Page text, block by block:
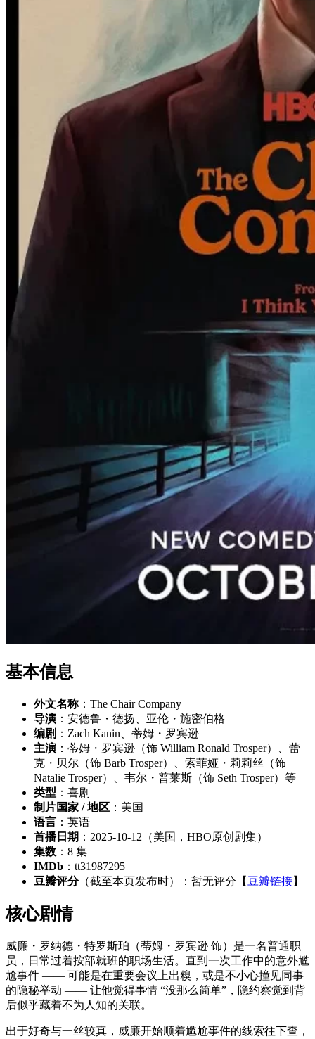
基本信息
外文名称：The Chair Company
导演 ：安德鲁・德扬、亚伦・施密伯格
编剧 ：Zach Kanin、蒂姆・罗宾逊
主演 ：蒂姆・罗宾逊（饰 William Ronald Trosper）、蕾
克・贝尔（饰 Barb Trosper）、索菲娅・莉莉丝（饰
Natalie Trosper）、韦尔・普莱斯（饰 Seth Trosper）等
类型 ：喜剧
制片国家 / 地区 ：美国
语言 ：英语
首播日期 ：2025-10-12（美国，HBO原创剧集）
集数 ：8 集
IMDb ：tt31987295
豆瓣评分（截至本页发布时）：暂无评分【 豆瓣链接】
核心剧情
威廉・罗纳德・特罗斯珀（蒂姆・罗宾逊 饰）是一名普通职
员，日常过着按部就班的职场生活。直到一次工作中的意外尴
尬事件 —— 可能是在重要会议上出糗，或是不小心撞见同事
的隐秘举动 —— 让他觉得事情 “没那么简单”，隐约察觉到背
后似乎藏着不为人知的关联。
出于好奇与一丝较真，威廉开始顺着尴尬事件的线索往下查，